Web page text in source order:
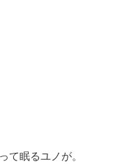
て眠るユノが。